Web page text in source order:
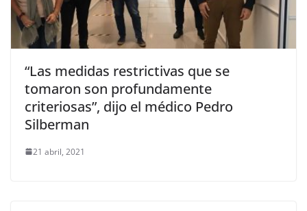
“Las medidas restrictivas que se
tomaron son profundamente
criteriosas”, dijo el médico Pedro
Silberman
21 abril, 2021